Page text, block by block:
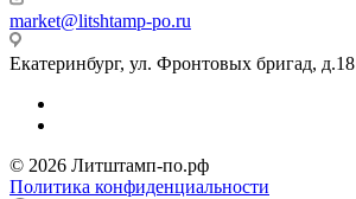
market@litshtamp-po.ru
Екатеринбург, ул. Фронтовых бригад, д.18
© 2026 Литштамп-по.рф
Политика конфиденциальности